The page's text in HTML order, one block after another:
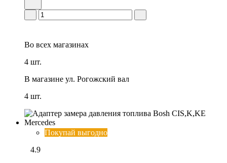
Во всех магазинах
4 шт.
В магазине ул. Рогожский вал
4 шт.
Покупай выгодно
4.9